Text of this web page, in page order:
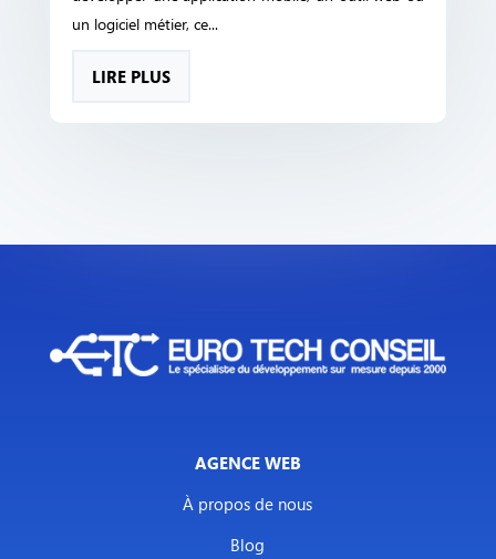
un logiciel métier, ce...
LIRE PLUS
AGENCE WEB
À propos de nous
Blog